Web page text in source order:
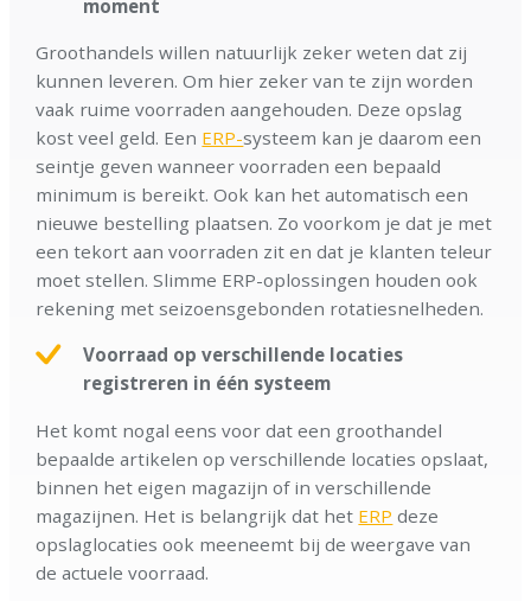
moment
Groothandels willen natuurlijk zeker weten dat zij
kunnen leveren. Om hier zeker van te zijn worden
vaak ruime voorraden aangehouden. Deze opslag
kost veel geld. Een ERP-systeem kan je daarom een
seintje geven wanneer voorraden een bepaald
minimum is bereikt. Ook kan het automatisch een
nieuwe bestelling plaatsen. Zo voorkom je dat je met
een tekort aan voorraden zit en dat je klanten teleur
moet stellen. Slimme ERP-oplossingen houden ook
rekening met seizoensgebonden rotatiesnelheden.
Voorraad op verschillende locaties
registreren in één systeem
Het komt nogal eens voor dat een groothandel
bepaalde artikelen op verschillende locaties opslaat,
binnen het eigen magazijn of in verschillende
magazijnen. Het is belangrijk dat het ERP deze
opslaglocaties ook meeneemt bij de weergave van
de actuele voorraad.